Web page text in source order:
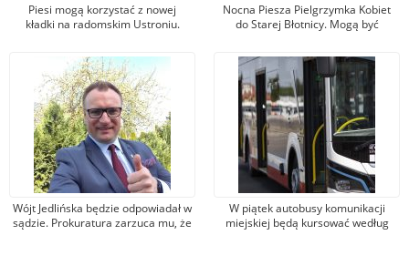
Piesi mogą korzystać z nowej
kładki na radomskim Ustroniu.
Sandomierskiej
Nocna Piesza Pielgrzymka Kobiet
do Starej Błotnicy. Mogą być
Wójt Jedlińska będzie odpowiadał w
sądzie. Prokuratura zarzuca mu, że
W piątek autobusy komunikacji
miejskiej będą kursować według